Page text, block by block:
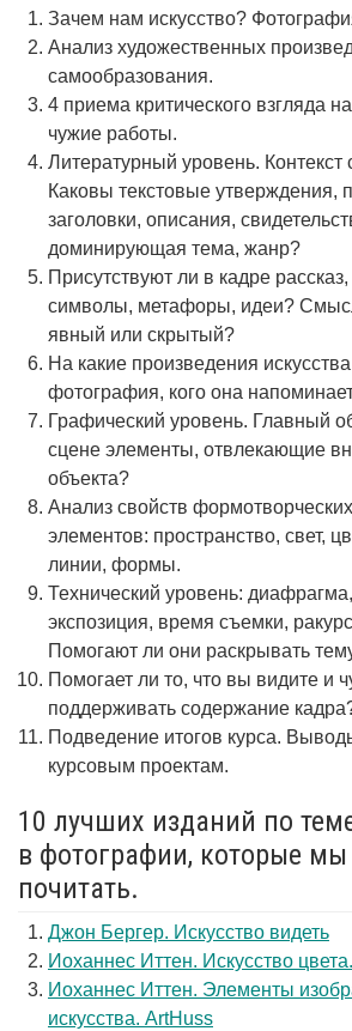
Зачем нам искусство?
Анализ художественных
самообразования.
4 приема критического взгляда
чужие работы.
Литературный уровень. Контекст
Каковы текстовые утверждения,
заголовки, описания,
доминирующая тема, жанр?
Присутствуют ли в кадре
символы, метафоры, идеи?
явный или скрытый?
На какие произведения
фотография, кого она
Графический уровень. Главный
сцене элементы, отвлекающие
объекта?
Анализ свойств
элементов: пространство, свет,
линии, формы.
Технический уровень:
экспозиция, время съемки,
Помогают ли они раскрывать
Помогает ли то, что вы видите и
поддерживать содержание
Подведение итогов курса.
курсовым проектам.
10 лучших изданий по
в фотографии, которые
почитать.
Джон Бергер. Искусство видеть
Иоханнес Иттен. Искусство
Иоханнес Иттен. Элементы
искусства. ArtHuss